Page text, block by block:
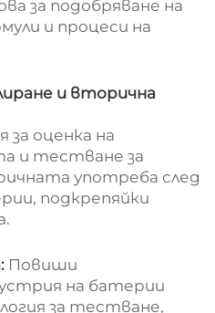
за подобряване на
и процеси на
и вторична
оценка на
и тестване за
употреба след
подкрепяйки
Повиши
на батерии
за тестване,